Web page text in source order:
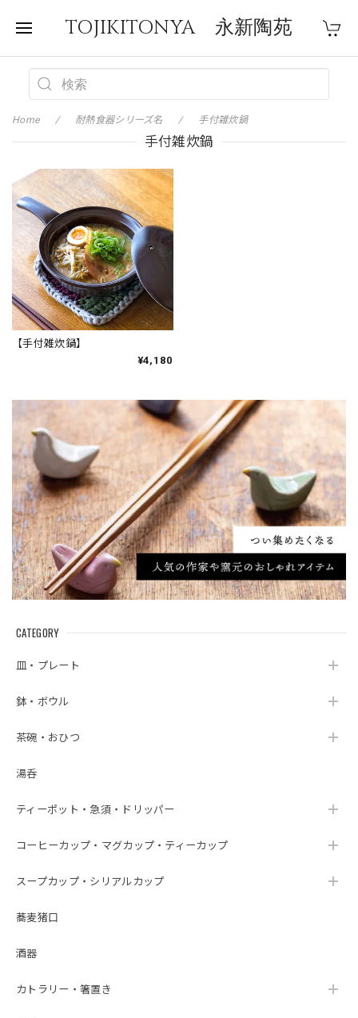
TOJIKITONYA 永新陶苑
CATEGORY
皿・プレート
鉢・ボウル
茶碗・おひつ
湯呑
ティーポット・急須・ドリッパー
コーヒーカップ・マグカップ・ティーカップ
スープカップ・シリアルカップ
蕎麦猪口
酒器
カトラリー・箸置き
Home 耐熱食器シリーズ名 手付雑炊鍋
手付雑炊鍋
【手付雑炊鍋】
¥4,180